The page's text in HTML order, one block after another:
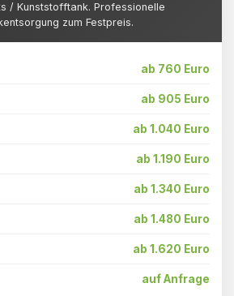
/ Kunststofftank. Professionelle
zum Festpreis.
ab 760 Euro
ab 905 Euro
ab 1.040 Euro
ab 1.190 Euro
ab 1.340 Euro
ab 1.480 Euro
ab 1.620 Euro
auf Anfrage